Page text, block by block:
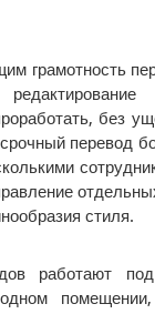
грамотность
без
перевод
стиля.
работают